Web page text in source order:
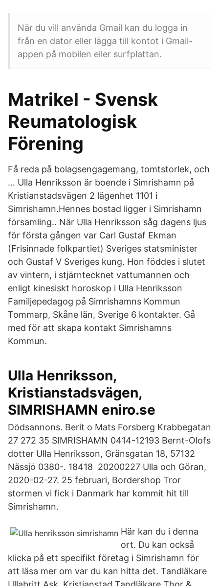
När du vill använda Gmail kan du logga in
från en dator eller lägga till kontot i Gmail-
appen på mobilen eller surfplattan.
Matrikel - Svensk
Reumatologisk
Förening
Få reda på bolagsengagemang, tomtstorlek, och
… Ulla Henriksson är boende i Simrishamn på
Kristianstadsvägen 2 lägenhet 1101 i
Simrishamn.Hennes bostad ligger i Simrishamn
församling.. När Ulla Henriksson såg dagens ljus
för första gången var Carl Gustaf Ekman
(Frisinnade folkpartiet) Sveriges statsminister
och Gustaf V Sveriges kung. Hon föddes i slutet
av vintern, i stjärn­tecknet vattumannen och
enligt kinesiskt horoskop i Ulla Henriksson
Familjepedagog på Simrishamns Kommun
Tommarp, Skåne län, Sverige 6 kontakter. Gå
med för att skapa kontakt Simrishamns
Kommun.
Ulla Henriksson,
Kristianstadsvägen,
SIMRISHAMN eniro.se
Dödsannons. Berit o Mats Forsberg Krabbegatan
27 272 35 SIMRISHAMN 0414-12193 Bernt-Olofs
dotter Ulla Henriksson, Gränsgatan 18, 57132
Nässjö 0380-. 18418 20200227 Ulla och Göran,
2020-02-27. 25 februari, Bordershop Tror
stormen vi fick i Danmark har kommit hit till
Simrishamn.
Här kan du i denna
ort. Du kan också
klicka på ett specifikt företag i Simrishamn för
att läsa mer om var du kan hitta det. Tandläkare